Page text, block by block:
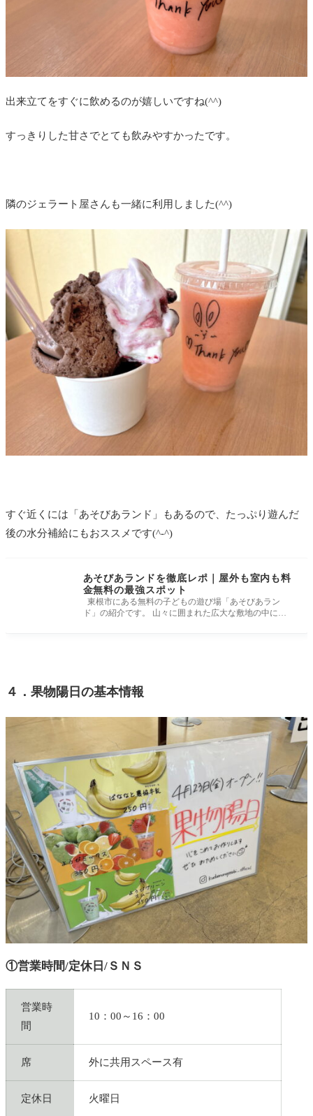
出来立てをすぐに飲めるのが嬉しいですね(^^)
すっきりした甘さでとても飲みやすかったです。
隣のジェラート屋さんも一緒に利用しました(^^)
すぐ近くには「あそびあランド」もあるので、たっぷり遊んだ
後の水分補給にもおススメです(^-^)
あそびあランドを徹底レポ｜屋外も室内も料
金無料の最強スポット
東根市にある無料の子どもの遊び場「あそびあラン
ド」の紹介です。 山々に囲まれた広大な敷地の中に
４．果物陽日の基本情報
①営業時間/定休日/ＳＮＳ
営業時
間
10：00～16：00
席 外に共用スペース有
定休日 火曜日